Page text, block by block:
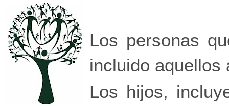
Los personas
incluido aquellos
Los hijos,